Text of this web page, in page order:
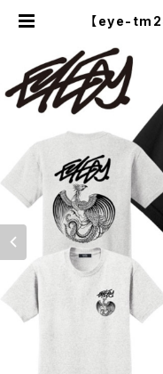
【eye-
大きいサ
グシルエッ